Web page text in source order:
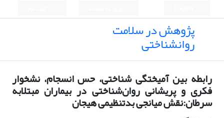
پژوهش در سلامت
روانشناختی
رابطه بین آمیختگی شناختی، حس انسجام، نشخوار
فکری و پریشانی روان‌شناختی در بیماران مبتلابه
سرطان:نقش میانجی بدتنظیمی هیجان